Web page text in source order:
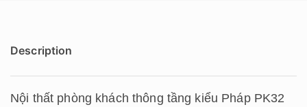
Description
Nội thất phòng khách thông tầng kiểu Pháp PK32